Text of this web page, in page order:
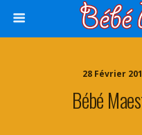
28 Février
Bébé